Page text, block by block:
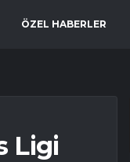
ÖZEL HABERLER
Ligi